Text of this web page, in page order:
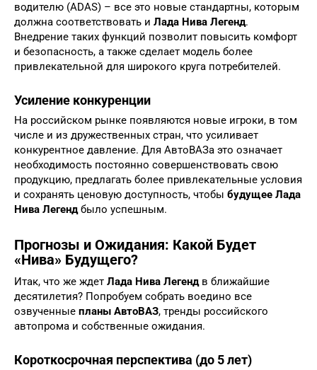
водителю (ADAS) – все это новые стандартны, которым
должна соответствовать и Лада Нива Легенд.
Внедрение таких функций позволит повысить комфорт
и безопасность, а также сделает модель более
привлекательной для широкого круга потребителей.
Усиление конкуренции
На российском рынке появляются новые игроки, в том
числе и из дружественных стран, что усиливает
конкурентное давление. Для АвтоВАЗа это означает
необходимость постоянно совершенствовать свою
продукцию, предлагать более привлекательные условия
и сохранять ценовую доступность, чтобы будущее Лада
Нива Легендбыло успешным.
Прогнозы и Ожидания: Какой Будет
«Нива» Будущего?
Итак, что же ждет Лада Нива Легендв ближайшие
десятилетия? Попробуем собрать воедино все
озвученные планы АвтоВАЗ, тренды российского
автопрома и собственные ожидания.
Короткосрочная перспектива (до 5 лет)